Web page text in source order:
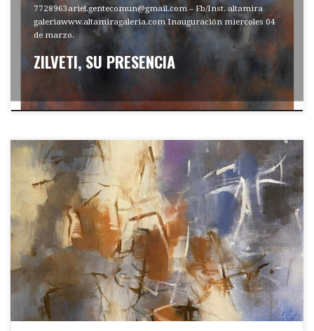
7728963ariel.gentecomun@gmail.com – Fb/Inst. altamira
galeriawww.altamiragaleria.com Inauguración miercoles 04
de marzo.
ZILVETI, SU PRESENCIA
Né dans la ville de l'Illimani [La Paz] en 1941, Luis Zilveti est l'un
des artistes boliviens contemporains les plus marquants. Peintre,
dessinateur, muraliste et graveur, il vit à Paris depuis 1967.